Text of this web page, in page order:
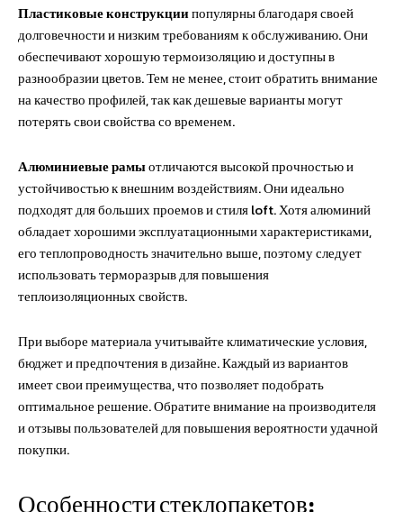
Пластиковые конструкциипопулярны благодаря своей
долговечности и низким требованиям к обслуживанию. Они
обеспечивают хорошую термоизоляцию и доступны в
разнообразии цветов. Тем не менее, стоит обратить внимание
на качество профилей, так как дешевые варианты могут
потерять свои свойства со временем.
Алюминиевые рамыотличаются высокой прочностью и
устойчивостью к внешним воздействиям. Они идеально
подходят для больших проемов и стиля loft. Хотя алюминий
обладает хорошими эксплуатационными характеристиками,
его теплопроводность значительно выше, поэтому следует
использовать терморазрыв для повышения
теплоизоляционных свойств.
При выборе материала учитывайте климатические условия,
бюджет и предпочтения в дизайне. Каждый из вариантов
имеет свои преимущества, что позволяет подобрать
оптимальное решение. Обратите внимание на производителя
и отзывы пользователей для повышения вероятности удачной
покупки.
Особенности стеклопакетов: